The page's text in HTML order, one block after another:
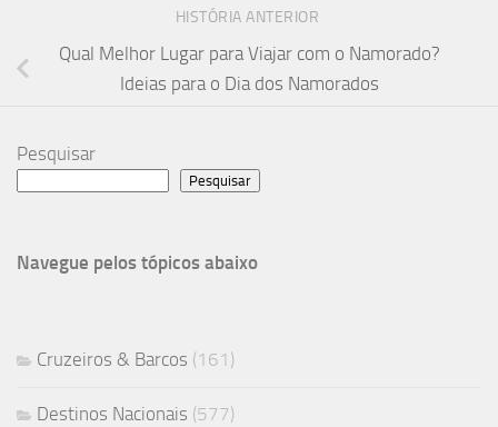
HISTÓRIA ANTERIOR
Qual Melhor Lugar para Viajar com o Namorado?
Ideias para o Dia dos Namorados
Pesquisar
Pesquisar
Navegue pelos tópicos abaixo
Cruzeiros & Barcos (161)
Destinos Nacionais (577)